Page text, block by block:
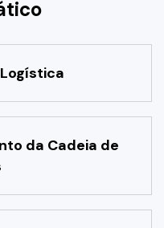
da Cadeia de